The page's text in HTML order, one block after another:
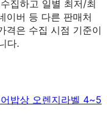
집하고 일별 최저/최
이버 등 다른 판매처
격은 수집 시점 기준이
다.